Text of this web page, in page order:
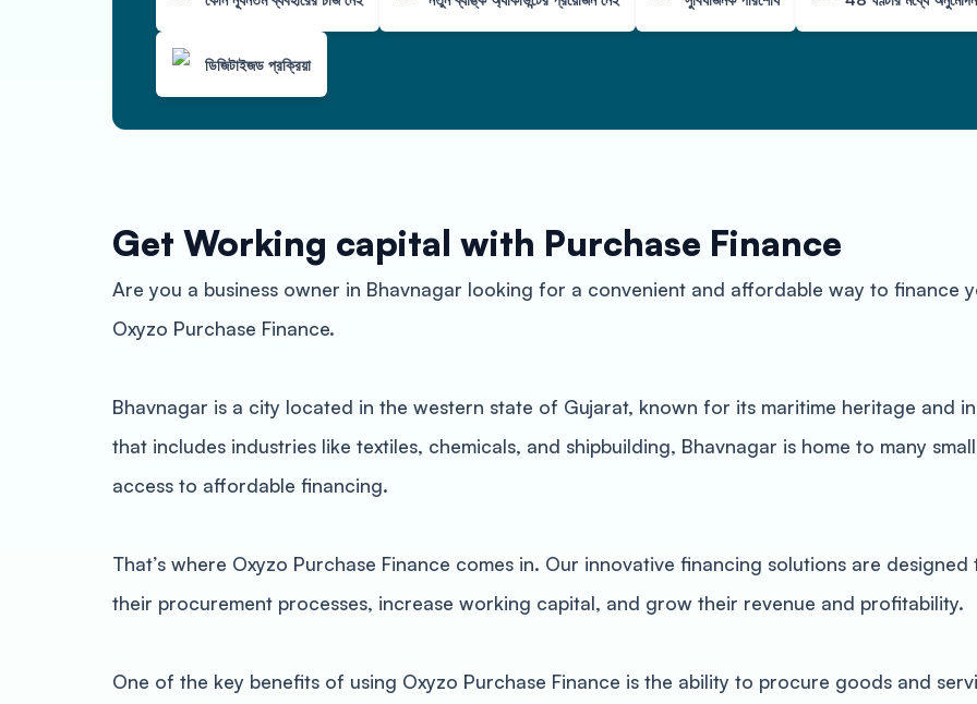
ডিজিটাইজড প্রক্রিয়া
Get Working capital with Purchase Finance
Are you a business owner in Bhavnagar looking for a convenient and affordable way to finance
Oxyzo Purchase Finance.
Bhavnagar is a city located in the western state of Gujarat, known for its maritime heritage and
that includes industries like textiles, chemicals, and shipbuilding, Bhavnagar is home to many
access to affordable financing.
That’s where Oxyzo Purchase Finance comes in. Our innovative financing solutions are
their procurement processes, increase working capital, and grow their revenue and profitability.
One of the key benefits of using Oxyzo Purchase Finance is the ability to procure goods and